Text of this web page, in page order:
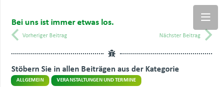
Bei uns ist immer etwas los.
Vorheriger Beitrag Nächster Beitrag
Stöbern Sie in allen Beiträgen aus der Kategorie
ALLGEMEIN VERANSTALTUNGEN UND TERMINE